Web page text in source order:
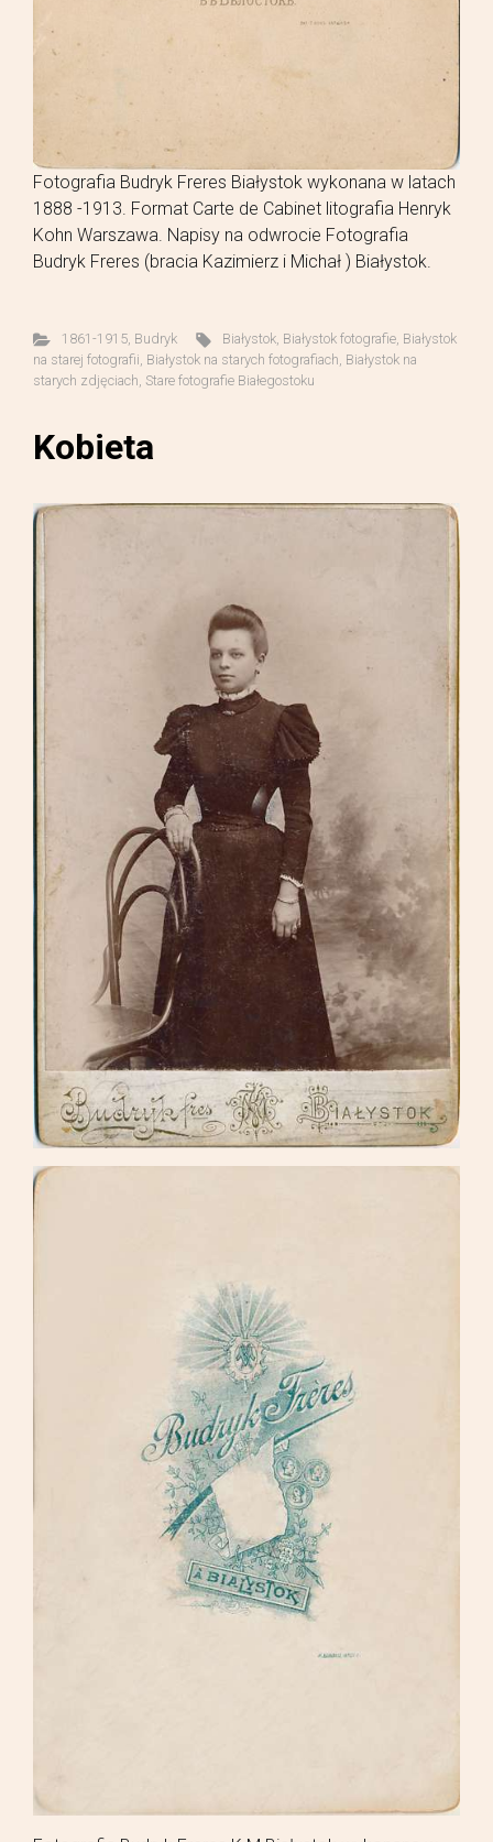
Fotografia Budryk Freres Białystok wykonana w latach
1888 -1913. Format Carte de Cabinet litografia Henryk
Kohn Warszawa. Napisy na odwrocie Fotografia
Budryk Freres (bracia Kazimierz i Michał ) Białystok.
1861-1915, Budryk Białystok, Białystok fotografie, Białystok
na starej fotografii, Białystok na starych fotografiach, Białystok na
starych zdjęciach, Stare fotografie Białegostoku
Kobieta